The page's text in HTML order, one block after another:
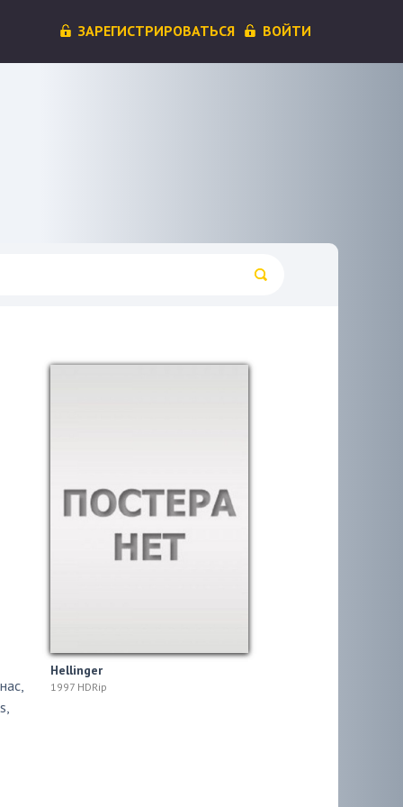
ЗАРЕГИСТРИРОВАТЬСЯ ВОЙТИ
,
,
Hellinger
1997 HDRip